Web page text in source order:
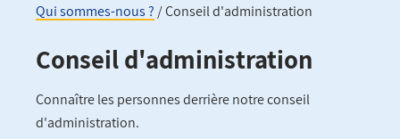
Fil
d'Ariane
Qui sommes-nous ? Conseil d'administration
Conseil d'administration
Connaître les personnes derrière notre conseil
d'administration.